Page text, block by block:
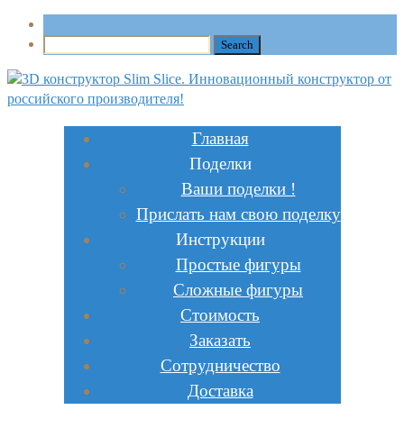
Главная
Поделки
Ваши поделки !
Прислать нам свою поделку
Инструкции
Простые фигуры
Сложные фигуры
Стоимость
Заказать
Сотрудничество
Доставка